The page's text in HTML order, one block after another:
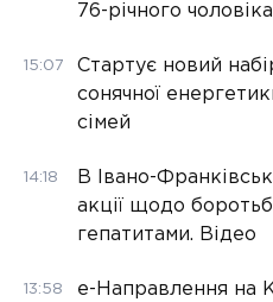
76-річного чоловіка
15:07
Стартує новий
сонячної
сімей
14:18
В Івано-
акції щодо
гепатитами. Відео
13:58
е-Направлення на